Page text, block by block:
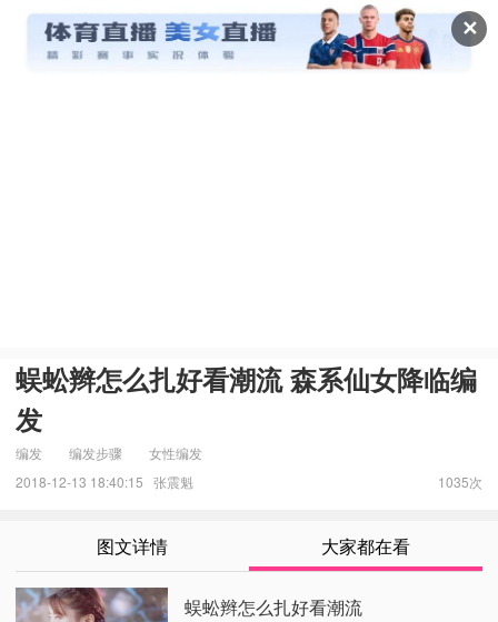
✕
蜈蚣辫怎么扎好看潮流 森系仙女降临编
发
编发 编发步骤
女性编发
2018-12-13 18:40:15 张震魁 1035次
图文详情 大家都在看
蜈蚣辫怎么扎好看潮流